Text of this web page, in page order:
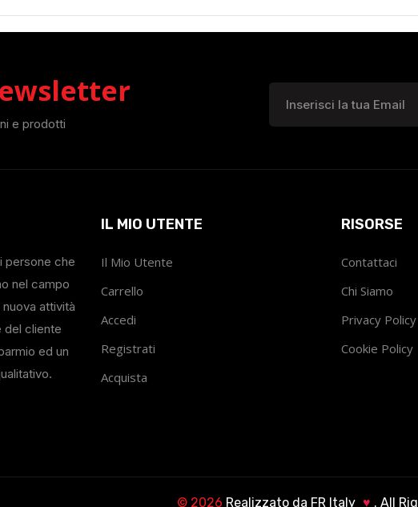
e prodotti
persone che
nel campo
attività
del cliente
ed un
IL MIO UTENTE
Il Mio Utente
Carrello
Accedi
Registrati
Acquista
RISORSE
Contattaci
Chi Siamo
Privacy Policy
Cookie Policy
© 2026 Realizzato da FR Italy ♥ . All